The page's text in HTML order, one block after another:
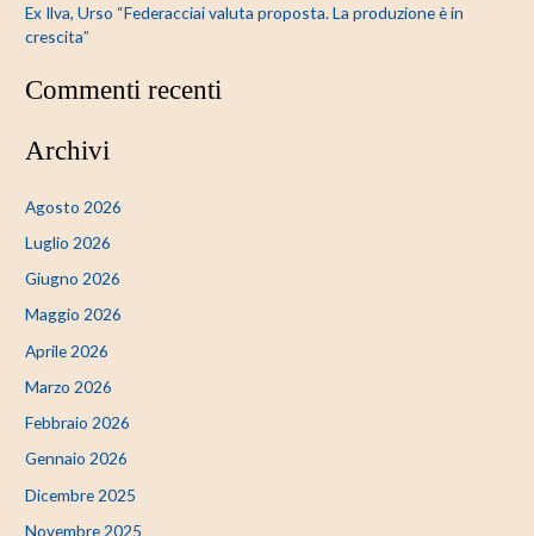
Ex Ilva, Urso “Federacciai valuta proposta. La produzione è in
crescita”
Commenti recenti
Archivi
Agosto 2026
Luglio 2026
Giugno 2026
Maggio 2026
Aprile 2026
Marzo 2026
Febbraio 2026
Gennaio 2026
Dicembre 2025
Novembre 2025